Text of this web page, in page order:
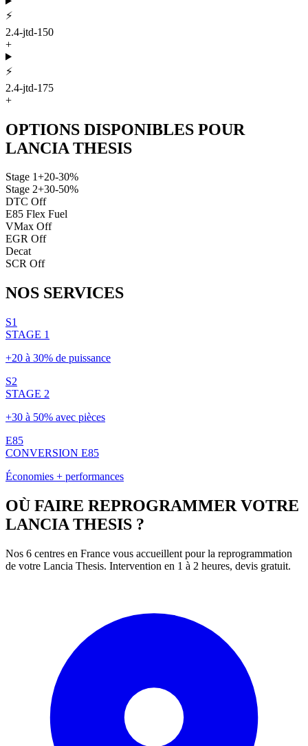
⚡
2.4-jtd-150
+
⚡
2.4-jtd-175
+
OPTIONS DISPONIBLES POUR
LANCIA THESIS
Stage 1+20-30%
Stage 2+30-50%
DTC Off
E85 Flex Fuel
VMax Off
EGR Off
Decat
SCR Off
NOS SERVICES
S1
STAGE 1
+20 à 30% de puissance
S2
STAGE 2
+30 à 50% avec pièces
E85
CONVERSION E85
Économies + performances
OÙ FAIRE REPROGRAMMER VOTRE
LANCIA THESIS ?
Nos 6 centres en France vous accueillent pour la reprogrammation
de votre Lancia Thesis. Intervention en 1 à 2 heures, devis gratuit.